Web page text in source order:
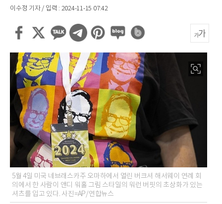
이수정 기자 / 입력 : 2024-11-15 07:42
5월 4일 미국 네브래스카주 오마하에서 열린 버크셔 해서웨이 연례 회
의에서 한 사람이 앤디 워홀 그림 스타일의 워런 버핏의 초상화가 있는
셔츠를 입고 있다. 사진=AP/연합뉴스